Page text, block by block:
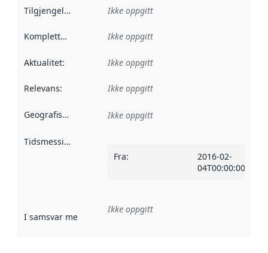
Tilgjengelighet Ikke oppgitt
Kompletthet Ikke oppgitt
Aktualitet: Ikke oppgitt
Relevans: Ikke oppgitt
Geografisk avgrensning :
Ikke oppgitt
Tidsmessig avgrensning
Fra:
2016-02-
04T00:00:00Z
I samsvar med Referanse til en implementasjonsregel
Ikke oppgitt